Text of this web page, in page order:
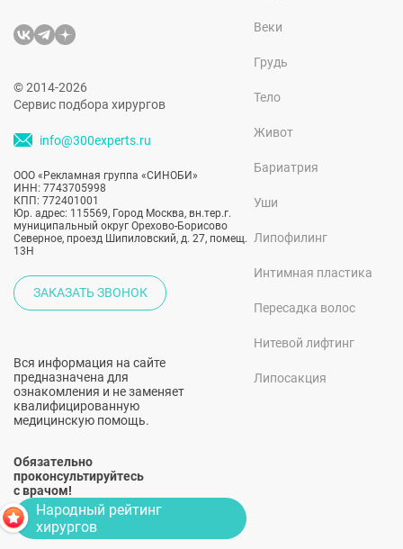
© 2014-2026
Сервис подбора хирургов
info@300experts.ru
ООО «Рекламная группа «СИНОБИ»
ИНН: 7743705998
КПП: 772401001
Юр. адрес: 115569, Город Москва, вн.тер.г.
муниципальный округ Орехово-Борисово
Северное, проезд Шипиловский, д. 27, помещ.
13Н
ЗАКАЗАТЬ ЗВОНОК
Вся информация на сайте
предназначена для
ознакомления и не заменяет
квалифицированную
медицинскую помощь.
Обязательно
проконсультируйтесь
с врачом!
Веки
Грудь
Тело
Живот
Бариатрия
Уши
Липофилинг
Интимная пластика
Пересадка волос
Нитевой лифтинг
Липосакция
Народный рейтинг
хирургов